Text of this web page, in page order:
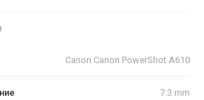
Canon Canon PowerShot A610
7.3 mm